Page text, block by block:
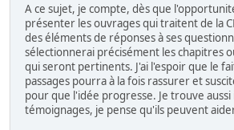
A ce sujet, je compte, dès que
présenter les ouvrages qui traitent de la
des éléments de réponses à ses
sélectionnerai précisément les chapitres
qui seront pertinents. J'ai l'espoir que le
passages pourra à la fois rassurer et
pour que l'idée progresse. Je trouve
témoignages, je pense qu'ils peuvent